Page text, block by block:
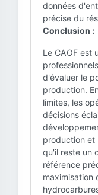
données
précise du
Conclusion :
Le CAOF est
d'évaluer le
production.
limites, les
décisions
production et
qu'il reste un
référence
maximisation